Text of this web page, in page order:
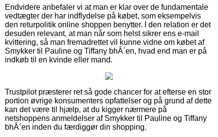
Endvidere anbefaler vi at man er klar over de fundamentale
vedtægter der har indflydelse på købet, som eksempelvis
den returpolitik online shoppen benytter. I den relation er det
desuden relevant, at man når som helst sikrer ens e-mail
kvittering, så man fremadrettet vil kunne vidne om købet af
Smykker til Pauline og Tiffany bhÂ´en, hvad end man er på
indkøb til en kvinde eller mand.
Trustpilot præsterer ret så gode chancer for at efterse en stor
portion øvrige konsumenters opfattelser og på grund af dette
kan det være til hjælp, at du kigger nærmere på
netshoppens anmeldelser af Smykker til Pauline og Tiffany
bhÂ´en inden du færdiggør din shopping.